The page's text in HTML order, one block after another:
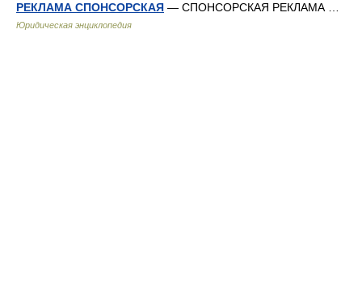
РЕКЛАМА СПОНСОРСКАЯ — СПОНСОРСКАЯ РЕКЛАМА …
Юридическая энциклопедия